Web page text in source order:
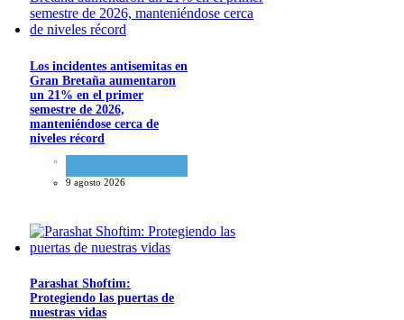
Los incidentes antisemitas en
Gran Bretaña aumentaron
un 21% en el primer
semestre de 2026,
manteniéndose cerca de
niveles récord
9 agosto 2026
Parashat Shoftim:
Protegiendo las puertas de
nuestras vidas